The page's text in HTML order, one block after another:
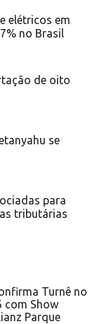
elétricos em
no Brasil
de oito
se
para
tributárias
Turnê no
com Show
Parque